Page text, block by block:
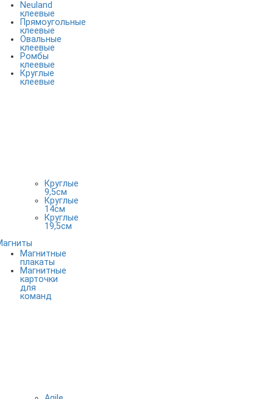
Neuland
клеевые
Прямоугольные
клеевые
Овальные
клеевые
Ромбы
клеевые
Круглые
клеевые
Круглые
9,5см
Круглые
14см
Круглые
19,5см
Магнитные
плакаты
Магнитные
карточки
для
команд